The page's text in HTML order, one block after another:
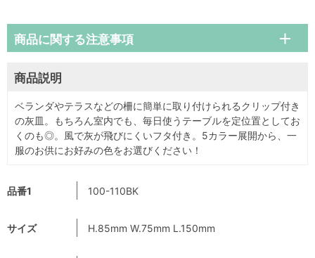
品番1 100-110BK
サイズ H.85mm W.75mm L.150mm
商品説明
ベランダやテラスなどの柵に簡単に取り付けられるクリップ付き
の灰皿。もちろん室内でも、毎日使うテーブルを定位置としてお
くのも◎。風で灰が飛びにくいフタ付き。5カラー展開から、一
服のお供にお好みの色をお選びください！
商品に関する注意事項